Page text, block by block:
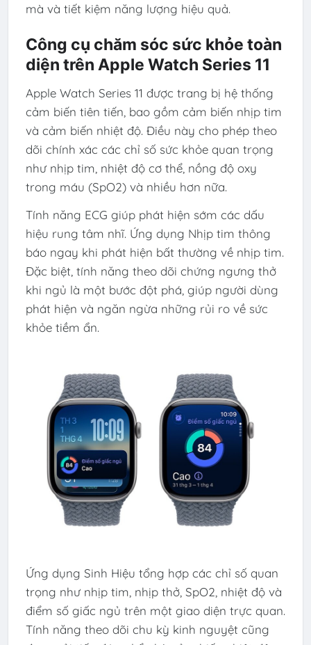
mà và tiết kiệm năng lượng hiệu quả.
Công cụ chăm sóc sức khỏe toàn
diện trên Apple Watch Series 11
Apple Watch Series 11 được trang bị hệ thống
cảm biến tiên tiến, bao gồm cảm biến nhịp tim
và cảm biến nhiệt độ. Điều này cho phép theo
dõi chính xác các chỉ số sức khỏe quan trọng
như nhịp tim, nhiệt độ cơ thể, nồng độ oxy
trong máu (SpO2) và nhiều hơn nữa.
Tính năng ECG giúp phát hiện sớm các dấu
hiệu rung tâm nhĩ. Ứng dụng Nhịp tim thông
báo ngay khi phát hiện bất thường về nhịp tim.
Đặc biệt, tính năng theo dõi chứng ngưng thở
khi ngủ là một bước đột phá, giúp người dùng
phát hiện và ngăn ngừa những rủi ro về sức
khỏe tiềm ẩn.
Ứng dụng Sinh Hiệu tổng hợp các chỉ số quan
trọng như nhịp tim, nhịp thở, SpO2, nhiệt độ và
điểm số giấc ngủ trên một giao diện trực quan.
Tính năng theo dõi chu kỳ kinh nguyệt cũng